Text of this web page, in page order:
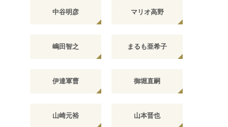
中谷明彦 マリオ高野
嶋田智之 まるも亜希子
伊達軍曹 御堀直嗣
山崎元裕 山本晋也